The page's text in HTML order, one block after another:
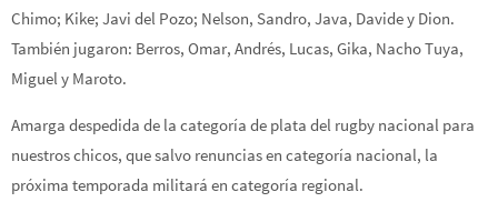
Chimo; Kike; Javi del Pozo; Nelson, Sandro, Java, Davide y Dion.
También jugaron: Berros, Omar, Andrés, Lucas, Gika, Nacho Tuya,
Miguel y Maroto.
Amarga despedida de la categoría de plata del rugby nacional para
nuestros chicos, que salvo renuncias en categoría nacional, la
próxima temporada militará en categoría regional.